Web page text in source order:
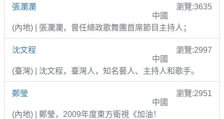
張瀾瀾
瀏覽:3635
中國
(內地) | 張瀾瀾，曾任總政歌舞團首席節目主持人；
沈文程
瀏覽:2997
中國
(臺灣) | 沈文程，臺灣人，知名藝人、主持人和歌手。
鄭瑩
瀏覽:2951
中國
(內地) | 鄭瑩，2009年度東方衛視《加油！